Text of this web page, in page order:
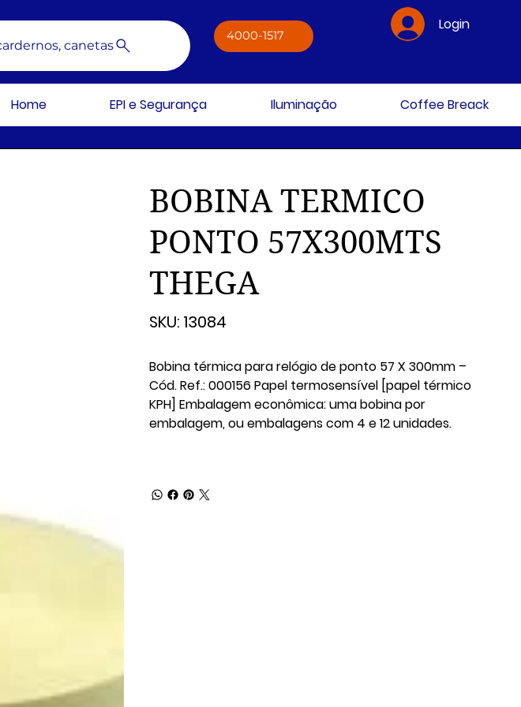
canetas
4000-1517
Login
Home EPI e Segurança Iluminação Coffee Breack
BOBINA TERMICO
PONTO 57X300MTS
THEGA
SKU:
13084
13084
Bobina térmica para relógio de ponto 57 X 300mm –
Cód. Ref.: 000156 Papel termosensível [papel térmico
KPH] Embalagem econômica: uma bobina por
embalagem, ou embalagens com 4 e 12 unidades.